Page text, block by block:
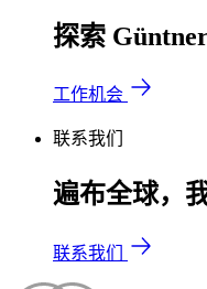
探索
工作机会
联系我们
遍布全球，
联系我们